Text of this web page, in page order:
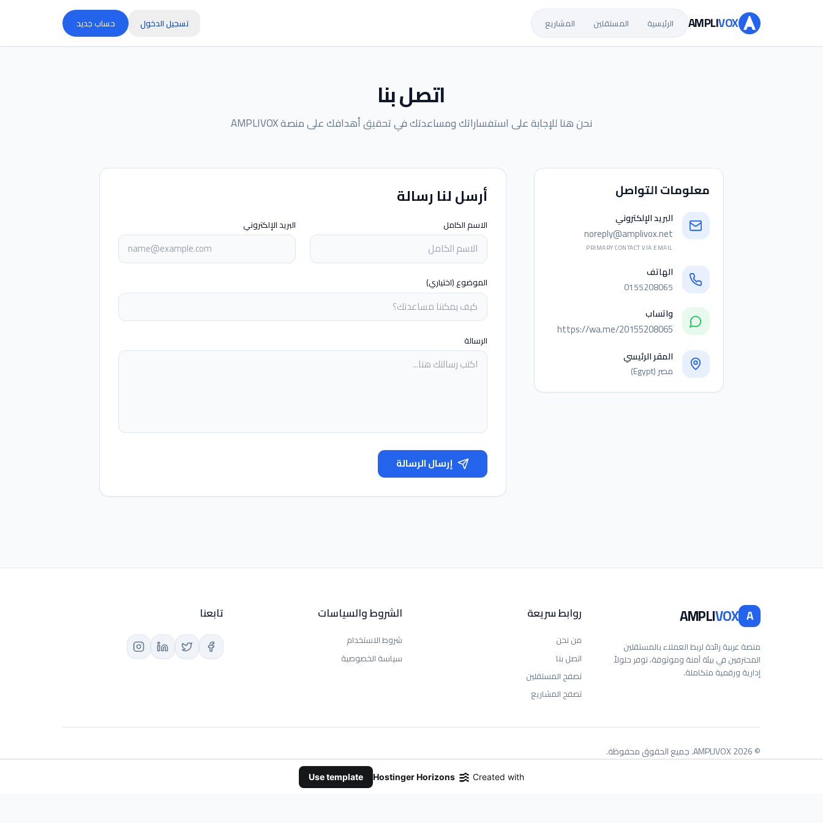
Created with
Hostinger Horizons
Use template
AMPLIVOX الرئيسية المستقلين المشاريع تسجيل الدخول حساب جديد
اتصل بنا
نحن هنا للإجابة على استفساراتك ومساعدتك في تحقيق أهدافك على منصة AMPLIVOX
معلومات التواصل
البريد الإلكتروني
noreply@amplivox.net
PRIMARY CONTACT VIA EMAIL
الهاتف
0155208065
واتساب
https://wa.me/20155208065
المقر الرئيسي
مصر (Egypt)
أرسل لنا رسالة
الاسم الكامل البريد الإلكتروني
الموضوع (اختياري)
الرسالة
إرسال الرسالة
A
AMPLIVOX
منصة عربية رائدة لربط العملاء بالمستقلين
المحترفين في بيئة آمنة وموثوقة، توفر حلولاً
إدارية ورقمية متكاملة.
روابط سريعة
من نحن
اتصل بنا
تصفح المستقلين
تصفح المشاريع
الشروط والسياسات
شروط الاستخدام
سياسة الخصوصية
تابعنا
©
2026